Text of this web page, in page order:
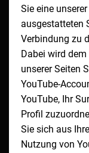
Sie eine
ausgestatteten
Verbindung zu
Dabei wird
unserer Seiten
YouTube-
YouTube, Ihr
Profil
Sie sich aus
Nutzung von